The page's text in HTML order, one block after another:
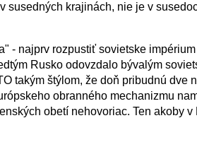
susedných krajinách, nie je v
- najprv rozpustiť sovietske
Rusko odovzdalo bývalým
takým štýlom, že doň pribudnú dve
obranného mechanizmu
obetí nehovoriac. Ten akoby v